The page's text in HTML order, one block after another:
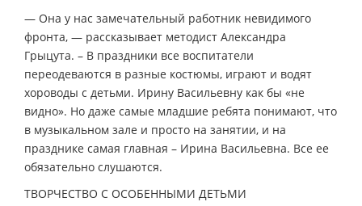
— Она у нас замечательный работник невидимого
фронта, — рассказывает методист Александра
Грыцута. – В праздники все воспитатели
переодеваются в разные костюмы, играют и водят
хороводы с детьми. Ирину Васильевну как бы «не
видно». Но даже самые младшие ребята понимают, что
в музыкальном зале и просто на занятии, и на
празднике самая главная – Ирина Васильевна. Все ее
обязательно слушаются.
ТВОРЧЕСТВО С ОСОБЕННЫМИ ДЕТЬМИ